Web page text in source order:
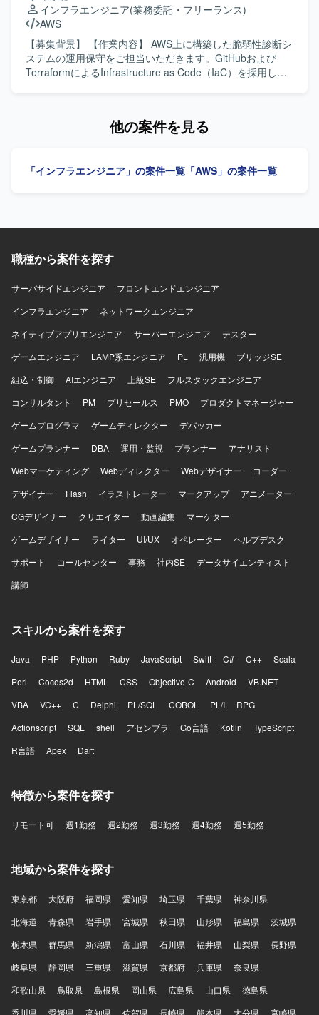
テムという大規模かつミッションクリティカルな領域で、
インフラ設計から構築、保守まで一連の工程に関わること
ができます。WindowsやLinuxに加え、AWSや各種ミドルウ
ェアの知見を深めながら、インフラエンジニアとしてのス
キルセットを幅広く強化していただけます。 【開発環境】
インフラエンジニア(業務委託・フリーランス)
AWS
【募集背景】 【作業内容】 AWS上に構築した脆弱性診断シ
ステムの運用保守をご担当いただきます。GitHubおよび
TerraformによるInfrastructure as Code（IaC）を採用し、
ジションの魅力】 Infrastructure as Code（IaC）を活用し
します。
他の案件を見る
「インフラエンジニア」の案件一覧 「AWS」の案件一覧
職種から案件を探す
サーバサイドエンジニア
フロントエンドエンジニア
インフラエンジニア
ネットワークエンジニア
ネイティブアプリエンジニア
サーバーエンジニア
テスター
ゲームエンジニア
LAMP系エンジニア PL 汎用機
ブリッジSE
組込・制御
AIエンジニア 上級SE
フルスタックエンジニア
コンサルタント
PM プリセールス PMO
プロダクトマネージャー
ゲームプログラマ
ゲームディレクター
デバッカー
ゲームプランナー
DBA 運用・監視 プランナー
アナリスト
Webマーケティング
Webディレクター Webデザイナー
コーダー
デザイナー
Flash イラストレーター マークアップ
アニメーター
CGデザイナー
クリエイター 動画編集
マーケター
ゲームデザイナー
ライター UI/UX オペレーター
ヘルプデスク
サポート
コールセンター 事務 社内SE
データサイエンティスト
講師
スキルから案件を探す
Java PHP Python Ruby JavaScript Swift C# C++
Scala
Perl
Cocos2d HTML CSS Objective-C Android
VB.NET
VBA
VC++ C Delphi PL/SQL COBOL PL/I
RPG
Actionscript
SQL shell アセンブラ Go言語 Kotlin
TypeScript
R言語
Apex Dart
特徴から案件を探す
リモート可 週1勤務 週2勤務 週3勤務 週4勤務 週5勤務
地域から案件を探す
東京都 大阪府 福岡県 愛知県 埼玉県 千葉県
神奈川県
北海道
青森県 岩手県 宮城県 秋田県 山形県 福島県
茨城県
栃木県
群馬県 新潟県 富山県 石川県 福井県 山梨県
長野県
岐阜県
静岡県 三重県 滋賀県 京都府 兵庫県
奈良県
和歌山県
鳥取県 島根県 岡山県 広島県 山口県
徳島県
香川県
愛媛県 高知県 佐賀県 長崎県 熊本県 大分県 宮崎県